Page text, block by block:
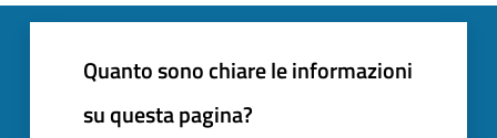
Quanto sono chiare le informazioni
su questa pagina?